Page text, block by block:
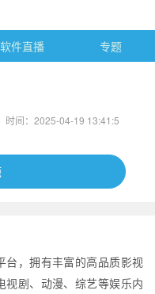
软件直播 专题
时间：2025-04-19 13:41:5
台，拥有丰富的高品质影视
视剧、动漫、综艺等娱乐内